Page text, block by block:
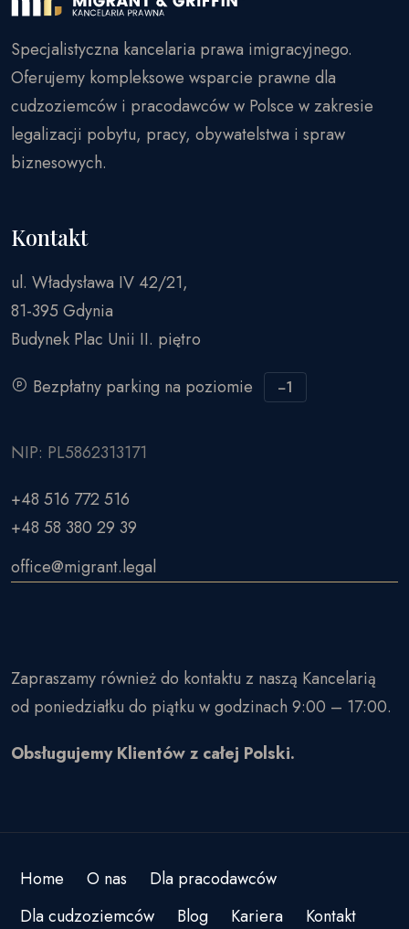
Specjalistyczna kancelaria prawa imigracyjnego.
Oferujemy kompleksowe wsparcie prawne dla
cudzoziemców i pracodawców w Polsce w zakresie
legalizacji pobytu, pracy, obywatelstwa i spraw
biznesowych.
Kontakt
ul. Władysława IV 42/21,
81-395 Gdynia
Budynek Plac Unii II. piętro
Bezpłatny parking na poziomie
−1
NIP: PL5862313171
+48 516 772 516
+48 58 380 29 39
office@migrant.legal
Zapraszamy również do kontaktu z naszą Kancelarią
od poniedziałku do piątku w godzinach 9:00 – 17:00.
Obsługujemy Klientów z całej Polski.
Home O nas
Dla pracodawców
Dla cudzoziemców
Blog Kariera Kontakt